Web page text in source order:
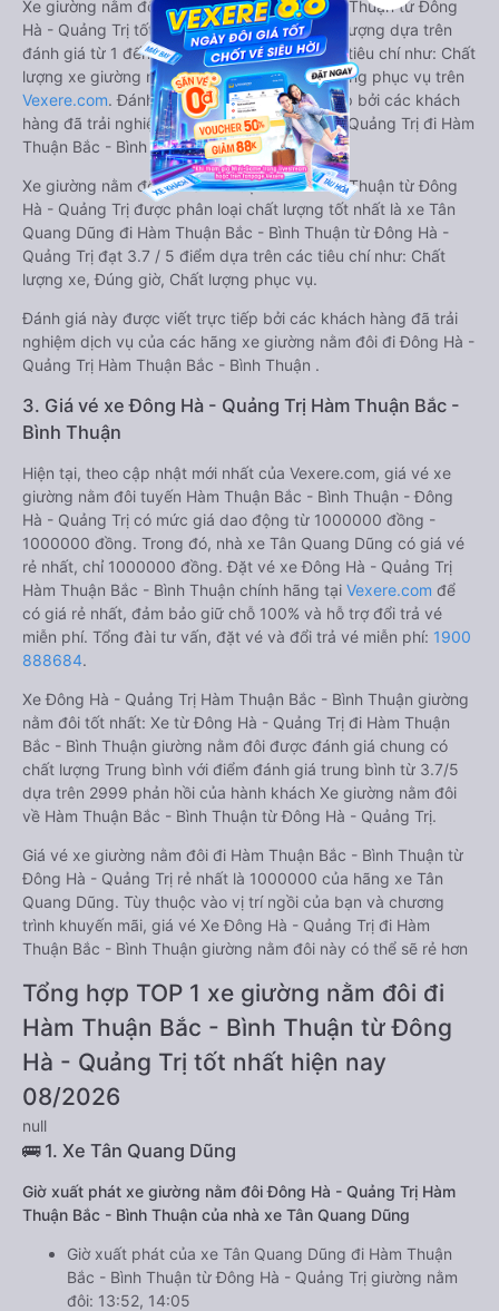
Xe giường nằm đôi đi Hàm Thuận Bắc - Bình Thuận từ Đông
Hà - Quảng Trị tốt nhất được phân loại chất lượng dựa trên
đánh giá từ 1 đến 5 của khách hàng với các tiêu chí như: Chất
lượng xe giường nằm đôi, Đúng giờ, Chất lượng phục vụ trên
Vexere.com. Đánh giá này được viết trực tiếp bởi các khách
hàng đã trải nghiệm các hãng Xe Đông Hà - Quảng Trị đi Hàm
Thuận Bắc - Bình Thuận.
Xe giường nằm đôi đi Hàm Thuận Bắc - Bình Thuận từ Đông
Hà - Quảng Trị được phân loại chất lượng tốt nhất là xe Tân
Quang Dũng đi Hàm Thuận Bắc - Bình Thuận từ Đông Hà -
Quảng Trị đạt 3.7 / 5 điểm dựa trên các tiêu chí như: Chất
lượng xe, Đúng giờ, Chất lượng phục vụ.
Đánh giá này được viết trực tiếp bởi các khách hàng đã trải
nghiệm dịch vụ của các hãng xe giường nằm đôi đi Đông Hà -
Quảng Trị Hàm Thuận Bắc - Bình Thuận .
3. Giá vé xe Đông Hà - Quảng Trị Hàm Thuận Bắc -
Bình Thuận
Hiện tại, theo cập nhật mới nhất của Vexere.com, giá vé xe
giường nằm đôi tuyến Hàm Thuận Bắc - Bình Thuận - Đông
Hà - Quảng Trị có mức giá dao động từ 1000000 đồng -
1000000 đồng. Trong đó, nhà xe Tân Quang Dũng có giá vé
rẻ nhất, chỉ 1000000 đồng. Đặt vé xe Đông Hà - Quảng Trị
Hàm Thuận Bắc - Bình Thuận chính hãng tại Vexere.com để
có giá rẻ nhất, đảm bảo giữ chỗ 100% và hỗ trợ đổi trả vé
miễn phí. Tổng đài tư vấn, đặt vé và đổi trả vé miễn phí: 1900
888684.
Xe Đông Hà - Quảng Trị Hàm Thuận Bắc - Bình Thuận giường
nằm đôi tốt nhất: Xe từ Đông Hà - Quảng Trị đi Hàm Thuận
Bắc - Bình Thuận giường nằm đôi được đánh giá chung có
chất lượng Trung bình với điểm đánh giá trung bình từ 3.7/5
dựa trên 2999 phản hồi của hành khách Xe giường nằm đôi
về Hàm Thuận Bắc - Bình Thuận từ Đông Hà - Quảng Trị.
Giá vé xe giường nằm đôi đi Hàm Thuận Bắc - Bình Thuận từ
Đông Hà - Quảng Trị rẻ nhất là 1000000 của hãng xe Tân
Quang Dũng. Tùy thuộc vào vị trí ngồi của bạn và chương
trình khuyến mãi, giá vé Xe Đông Hà - Quảng Trị đi Hàm
Thuận Bắc - Bình Thuận giường nằm đôi này có thể sẽ rẻ hơn
Tổng hợp TOP 1 xe giường nằm đôi đi
Hàm Thuận Bắc - Bình Thuận từ Đông
Hà - Quảng Trị tốt nhất hiện nay
08/2026
null
🚌 1. Xe Tân Quang Dũng
Giờ xuất phát xe giường nằm đôi Đông Hà - Quảng Trị Hàm
Thuận Bắc - Bình Thuận của nhà xe Tân Quang Dũng
Giờ xuất phát của xe Tân Quang Dũng đi Hàm Thuận
Bắc - Bình Thuận từ Đông Hà - Quảng Trị giường nằm
đôi: 13:52, 14:05